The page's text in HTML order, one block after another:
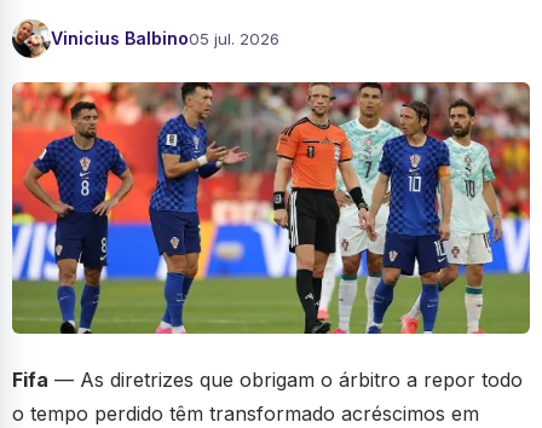
Vinicius Balbino05 jul. 2026
Fifa — As diretrizes que obrigam o árbitro a repor todo
o tempo perdido têm transformado acréscimos em